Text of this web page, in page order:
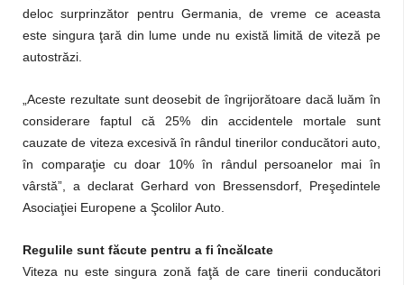
deloc surprinzător pentru Germania, de vreme ce aceasta
este singura ţară din lume unde nu există limită de viteză pe
autostrăzi.
„Aceste rezultate sunt deosebit de îngrijorătoare dacă luăm în
considerare faptul că 25% din accidentele mortale sunt
cauzate de viteza excesivă în rândul tinerilor conducători auto,
în comparaţie cu doar 10% în rândul persoanelor mai în
vârstă”, a declarat Gerhard von Bressensdorf, Preşedintele
Asociaţiei Europene a Şcolilor Auto.
Regulile sunt făcute pentru a fi încălcate
Viteza nu este singura zonă faţă de care tinerii conducători